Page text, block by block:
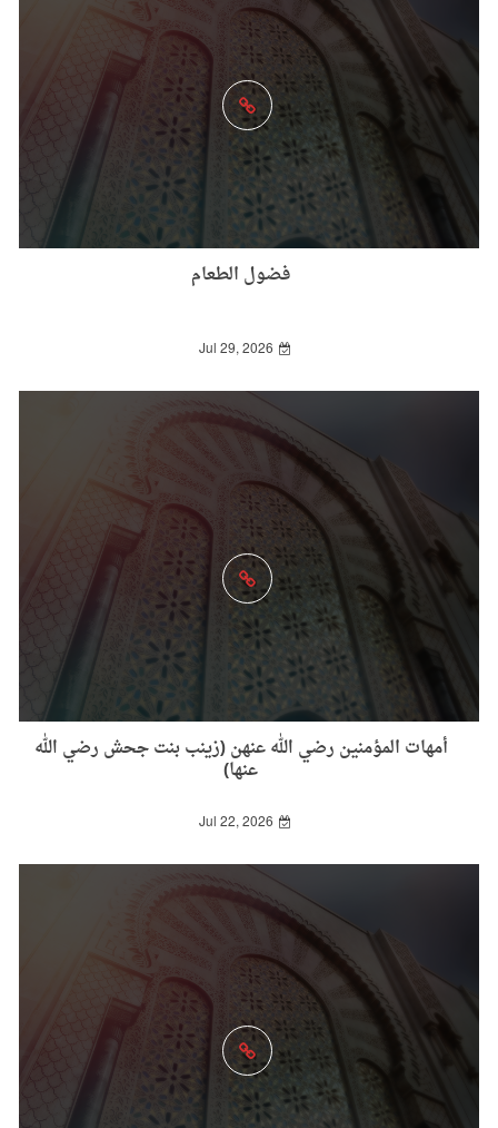
فضول الطعام
Jul 29, 2026
أمهات المؤمنين رضي الله عنهن (زينب بنت جحش رضي الله
عنها)
Jul 22, 2026